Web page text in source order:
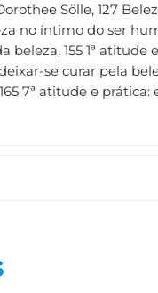
Sölle, 127
no íntimo do ser
155 1ª atitude
se curar pela
7ª atitude e